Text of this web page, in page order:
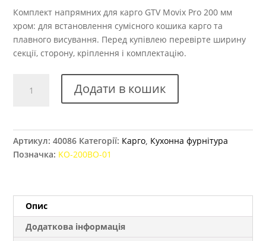
Комплект напрямних для карго GTV Movix Pro 200 мм
хром: для встановлення сумісного кошика карго та
плавного висування. Перед купівлею перевірте ширину
секції, сторону, кріплення і комплектацію.
PRO
тандемів)
кількість
Додати в кошик
Артикул:40086 Категорії: Карго, Кухонна фурнітура
Позначка: KO-200BO-01
Опис
Додаткова інформація